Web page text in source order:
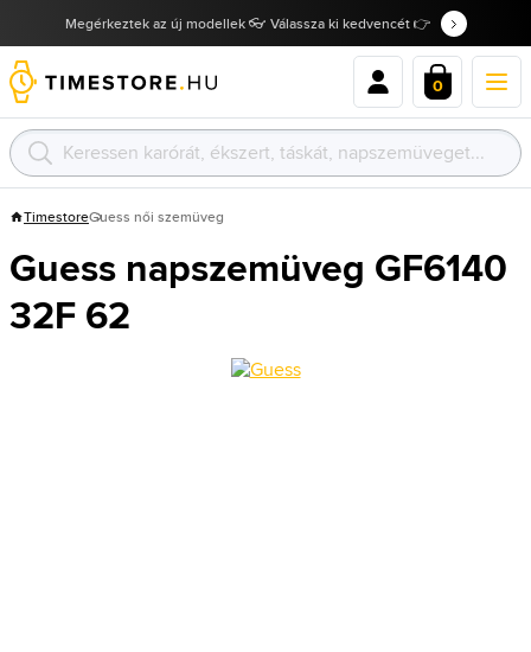
Megérkeztek az új modellek 👓 Válassza ki kedvencét 👉
0
TimestoreGuess női szemüveg
Guess napszemüveg GF6140
32F 62